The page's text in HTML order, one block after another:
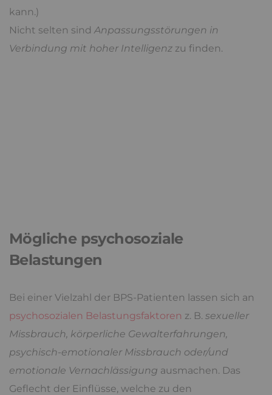
kann.)
Nicht selten sindAnpassungsstörungen in
Verbindung mit hoher Intelligenz zu finden.
Mögliche psychosoziale
Belastungen
Bei einer Vielzahl der BPS-Patienten lassen sich an
psychosozialen Belastungsfaktoren z. B. sexueller
Missbrauch, körperliche Gewalterfahrungen,
psychisch-emotionaler Missbrauch oder/und
emotionale Vernachlässigung ausmachen. Das
Geflecht der Einflüsse, welche zu den